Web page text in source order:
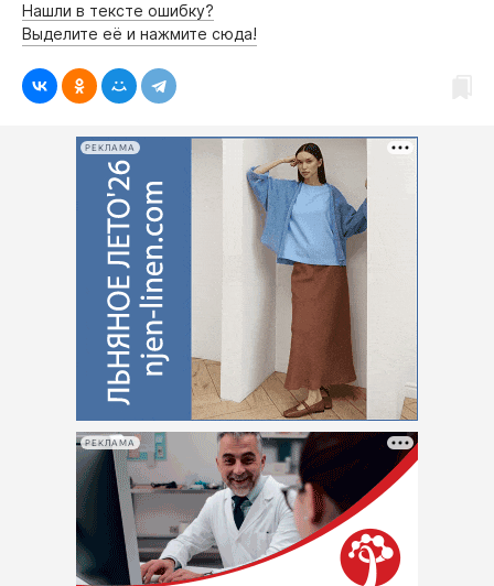
Нашли в тексте ошибку?
Выделите её и нажмите сюда!
РЕКЛАМА
РЕКЛАМА